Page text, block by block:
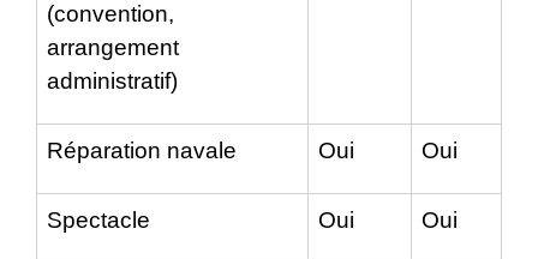
(convention,
arrangement
administratif)
Réparation navale Oui Oui
Spectacle Oui Oui